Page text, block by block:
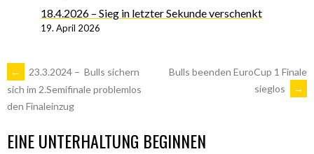
18.4.2026 – Sieg in letzter Sekunde verschenkt
19. April 2026
ARTIKEL-
NAVIGATION
←
23.3.2024 – Bulls sichern
sich im 2.Semifinale problemlos
den Finaleinzug
Bulls beenden EuroCup 1 Finale
sieglos
→
EINE UNTERHALTUNG BEGINNEN